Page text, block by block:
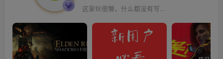
这家伙很懒，什么都没有写...